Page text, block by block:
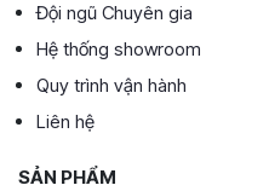
Đội ngũ Chuyên gia
Hệ thống showroom
Quy trình vận hành
Liên hệ
SẢN PHẨM